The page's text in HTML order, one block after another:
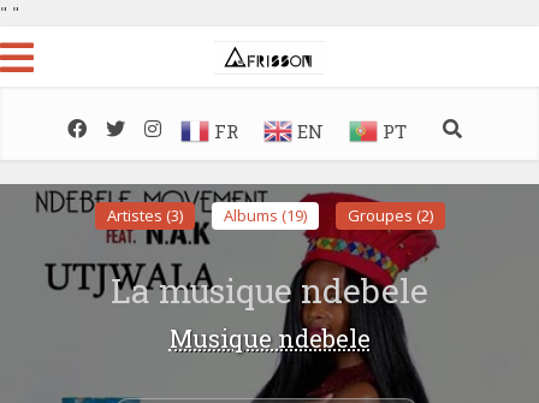
" "
FR EN PT
Artistes (3) Albums (19) Groupes (2)
La musique ndebele
Musique ndebele